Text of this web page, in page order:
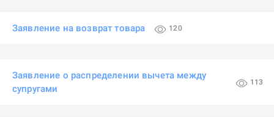
Заявление на возврат товара 120
Заявление о распределении вычета между
супругами
113